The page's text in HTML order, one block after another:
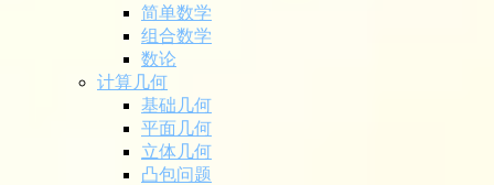
简单数学
组合数学
数论
计算几何
基础几何
平面几何
立体几何
凸包问题